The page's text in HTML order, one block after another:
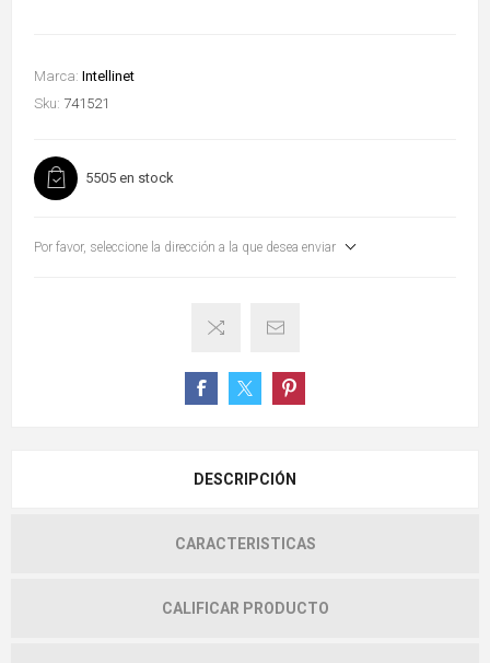
Marca: Intellinet
Sku: 741521
5505 en stock
Por favor, seleccione la dirección a la que desea enviar
DESCRIPCIÓN
CARACTERISTICAS
CALIFICAR PRODUCTO